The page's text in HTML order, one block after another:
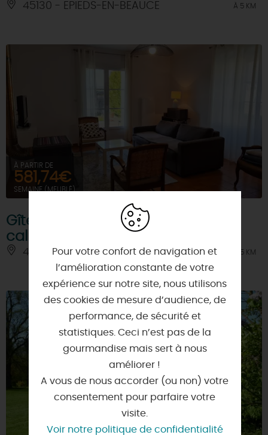
45130 - EPIEDS-EN-BEAUCE À 5 KM
À PARTIR DE
581,74€
SEMAINE (MEUBLÉ)
Gîte moderne dans un océan de
calme
45310 - SAINT-SIGISMOND À 7.5 KM
Pour votre confort de navigation et
l’amélioration constante de votre
expérience sur notre site, nous utilisons
des cookies de mesure d’audience, de
performance, de sécurité et
statistiques. Ceci n’est pas de la
gourmandise mais sert à nous
améliorer !
A vous de nous accorder (ou non) votre
consentement pour parfaire votre
visite.
Voir notre politique de confidentialité